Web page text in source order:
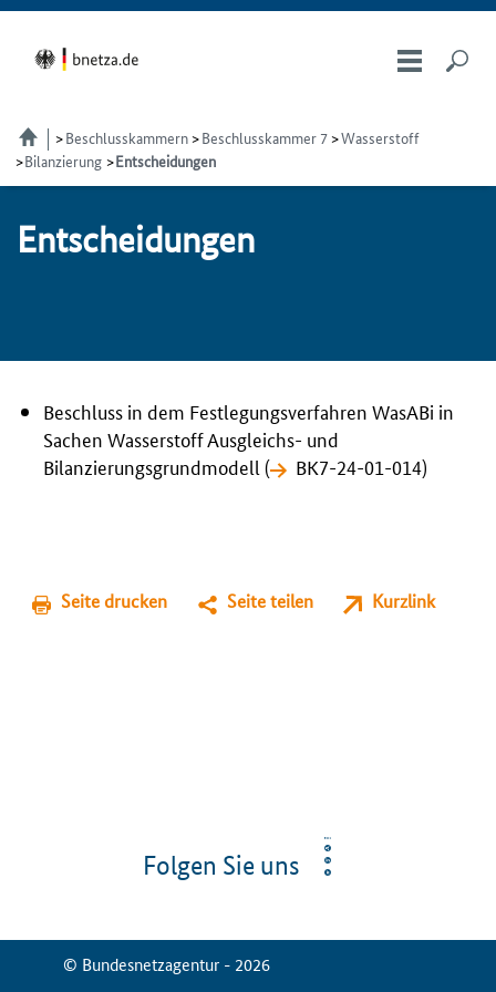
Beschlusskammern Beschlusskammer 7
Wasserstoff
Bilanzierung
Entscheidungen
Ent­schei­dun­gen
Beschluss in dem Festlegungsverfahren WasABi in
Sachen Wasserstoff Ausgleichs- und
Bilanzierungsgrundmodell (
BK7-24-01-014)
Seite drucken Seite teilen Kurzlink
Folgen Sie uns
© Bundesnetzagentur - 2026